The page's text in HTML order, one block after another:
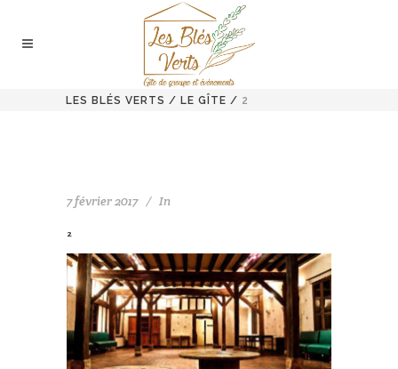
LES BLÉS VERTS / LE GÎTE / 2
7 février 2017 In
2